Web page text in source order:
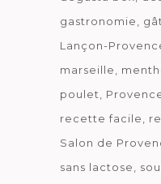
gastronomie
Lançon-
marseille
poulet
recette facile
Salon de
sans lactose